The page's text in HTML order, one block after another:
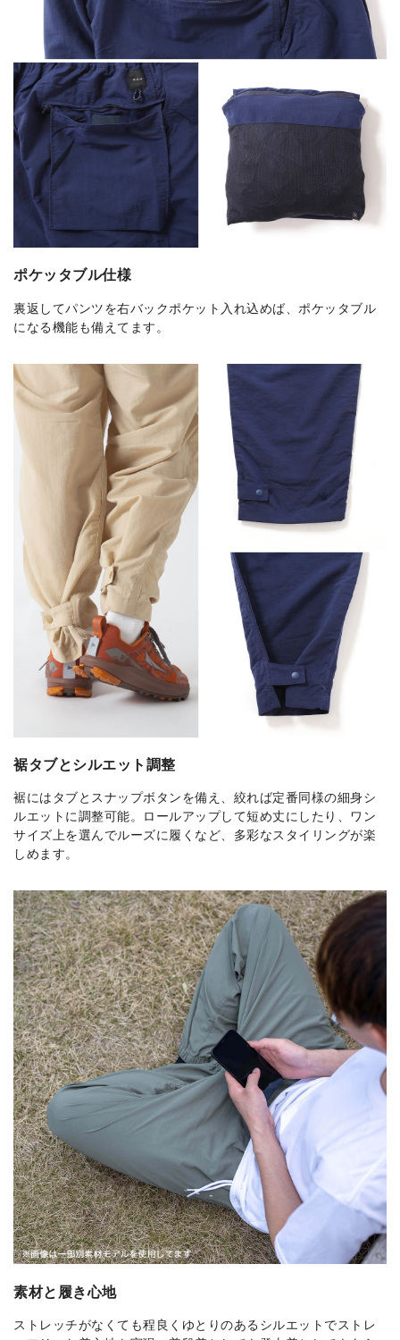
ポケッタブル仕様
裏返してパンツを右バックポケット入れ込めば、ポケッタブル
になる機能も備えてます。
裾タブとシルエット調整
裾にはタブとスナップボタンを備え、絞れば定番同様の細身シ
ルエットに調整可能。ロールアップして短め丈にしたり、ワン
サイズ上を選んでルーズに履くなど、多彩なスタイリングが楽
しめます。
素材と履き心地
ストレッチがなくても程良くゆとりのあるシルエットでストレ